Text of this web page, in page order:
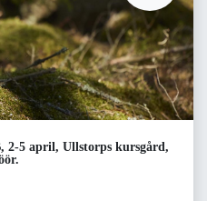
2-5 april, Ullstorps kursgård,